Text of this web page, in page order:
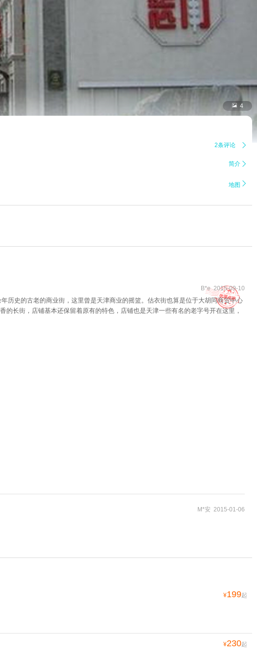
 4
2条评论 
简介 
地图 
B*e 2015-09-10
历史的古老的商业街，这里曾是天津商业的摇篮。估衣街也算是位于大胡同商贸中心
长街，店铺基本还保留着原有的特色，店铺也是天津一些有名的老字号开在这里，